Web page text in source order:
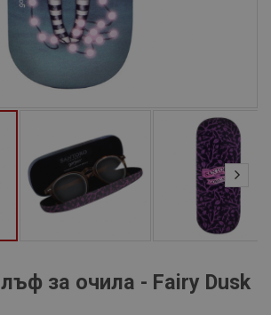
за очила - Fairy Dusk